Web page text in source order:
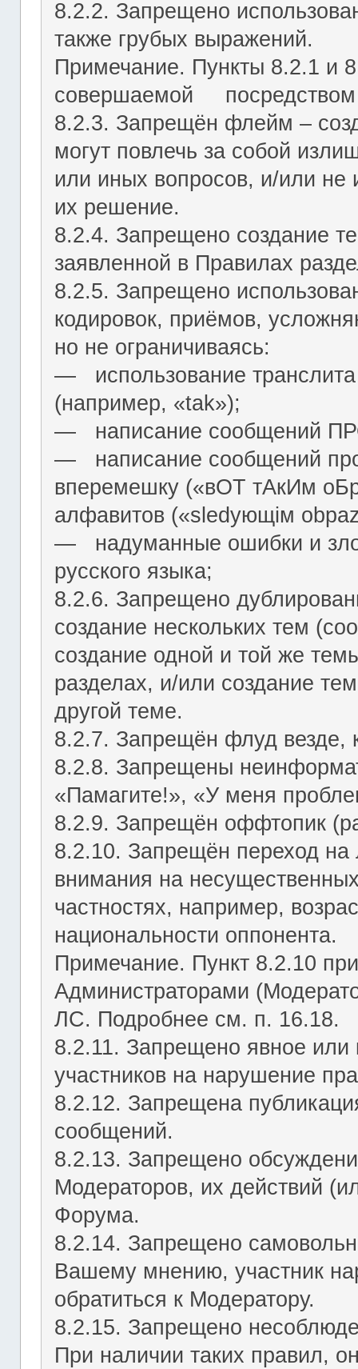
8.2.2. Запрещено
также грубых выражений.
Примечание. Пункты 8.2.1 и
совершаемой
8.2.3. Запрещён флейм –
могут повлечь за собой
или иных вопросов, и/или
их решение.
8.2.4. Запрещено создание
заявленной в Правилах
8.2.5. Запрещено
кодировок, приёмов,
но не ограничиваясь:
― использование
(например, «tak»);
― написание сообщений
― написание сообщений
вперемешку («вОТ тАкИм
алфавитов («slеdующiм
― надуманные ошибки и
русского языка;
8.2.6. Запрещено
создание нескольких тем
создание одной и той же
разделах, и/или создание
другой теме.
8.2.7. Запрещён флуд везде,
8.2.8. Запрещены
«Памагите!», «У меня
8.2.9. Запрещён оффтопик
8.2.10. Запрещён переход на
внимания на
частностях, например,
национальности оппонента.
Примечание. Пункт 8.2.10
Администраторами
ЛС. Подробнее см. п. 16.18.
8.2.11. Запрещено явное или
участников на нарушение
8.2.12. Запрещена
сообщений.
8.2.13. Запрещено
Модераторов, их действий
Форума.
8.2.14. Запрещено
Вашему мнению, участник
обратиться к Модератору.
8.2.15. Запрещено
При наличии таких правил,